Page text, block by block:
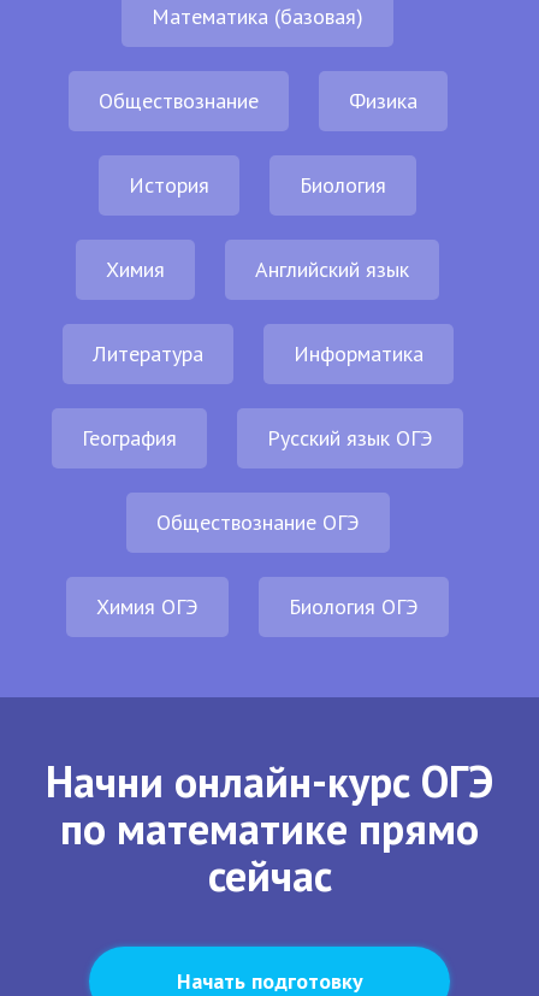
Математика (базовая)
Обществознание Физика
История Биология
Химия Английский язык
Литература Информатика
География Русский язык ОГЭ
Обществознание ОГЭ
Химия ОГЭ Биология ОГЭ
Начни онлайн-курс ОГЭ
по математике прямо
сейчас
Начать подготовку